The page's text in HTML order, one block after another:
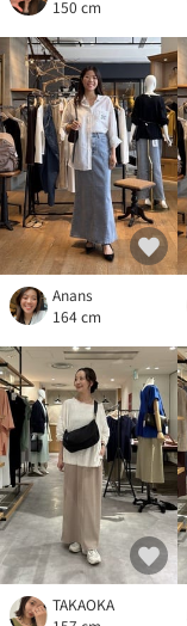
150 cm
Anans
164 cm
TAKAOKA